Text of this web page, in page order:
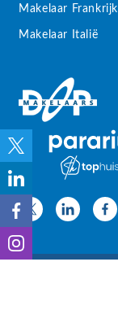
Makelaar Frankrijk
Makelaar Italië